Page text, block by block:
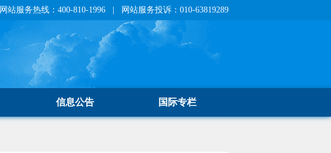
网站服务热线：400-810-1996 | 网站服务投诉：010-63819289
信息公告 国际专栏